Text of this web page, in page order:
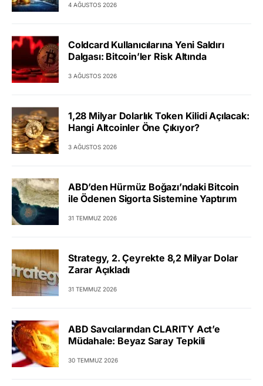
4 AĞUSTOS 2026
Coldcard Kullanıcılarına Yeni Saldırı
Dalgası: Bitcoin’ler Risk Altında
3 AĞUSTOS 2026
1,28 Milyar Dolarlık Token Kilidi Açılacak:
Hangi Altcoinler Öne Çıkıyor?
3 AĞUSTOS 2026
ABD’den Hürmüz Boğazı’ndaki Bitcoin
ile Ödenen Sigorta Sistemine Yaptırım
31 TEMMUZ 2026
Strategy, 2. Çeyrekte 8,2 Milyar Dolar
Zarar Açıkladı
31 TEMMUZ 2026
ABD Savcılarından CLARITY Act’e
Müdahale: Beyaz Saray Tepkili
30 TEMMUZ 2026